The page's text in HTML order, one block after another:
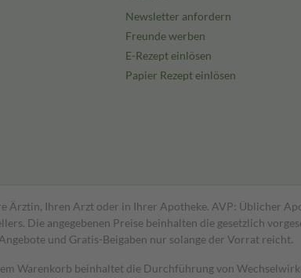
Newsletter anfordern
Freunde werben
E-Rezept einlösen
Papier Rezept einlösen
Ärztin, Ihren Arzt oder in Ihrer Apotheke. AVP: Üblicher
Die angegebenen Preise beinhalten die gesetzlich
und Gratis-Beigaben nur solange der Vorrat reicht.
Warenkorb beinhaltet die Durchführung von